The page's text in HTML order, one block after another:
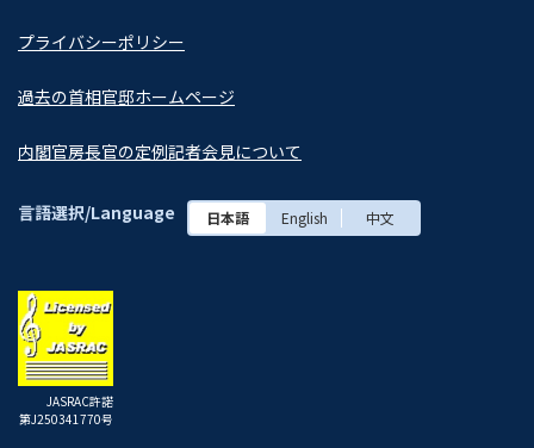
プライバシーポリシー
過去の首相官邸ホームページ
内閣官房長官の定例記者会見について
言語選択/Language 日本語 English 中文
JASRAC許諾
第J250341770号